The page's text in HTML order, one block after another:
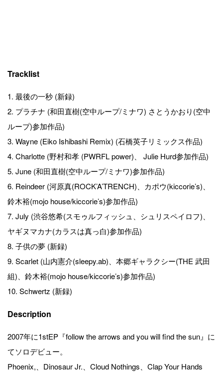
Tracklist
1. 最後の一秒 (新録)
2. プラチナ (和田直樹(空中ループ/ミナワ) さとうかおり(空中
ループ)参加作品)
3. Wayne (Eiko Ishibashi Remix) (石橋英子リミックス作品)
4. Charlotte (野村和孝 (PWRFL power)、 Julie Hurd参加作品)
5. June (和田直樹(空中ループ/ミナワ)参加作品)
6. Reindeer (河原真(ROCK’A’TRENCH)、カポウ(kiccorie’s)、
鈴木裕(mojo house/kiccorie’s)参加作品)
7. July (渋谷悠希(スモゥルフィッシュ、シュリスペイロフ)、
ヤギヌマカナ(カラスは真っ白)参加作品)
8. 子供の夢 (新録)
9. Scarlet (山内憲介(sleepy.ab)、本郷ギャラクシー(THE 武田
組)、鈴木裕(mojo house/kiccorie’s)参加作品)
10. Schwertz (新録)
Description
2007年に1stEP『follow the arrows and you will find the sun』に
てソロデビュー。
Phoenix,、Dinosaur Jr.、Cloud Nothings、Clap Your Hands